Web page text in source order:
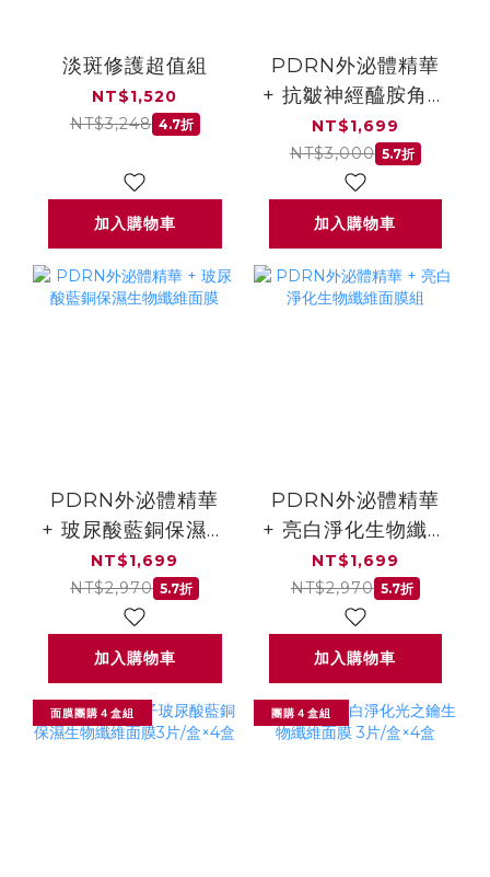
淡斑修護超值組
NT$1,520
NT$3,248 4.7折
加入購物車
PDRN外泌體精華
+ 抗皺神經醯胺角鯊
生物纖維面膜
NT$1,699
NT$3,000 5.7折
加入購物車
PDRN外泌體精華
+ 玻尿酸藍銅保濕生
物纖維面膜
NT$1,699
NT$2,970 5.7折
加入購物車
PDRN外泌體精華
+ 亮白淨化生物纖維
面膜組
NT$1,699
NT$2,970 5.7折
加入購物車
面膜團購４盒組 團購４盒組